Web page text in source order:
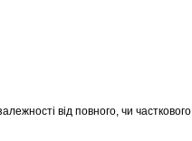
від повного, чи часткового